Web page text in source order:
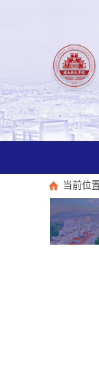
当前位